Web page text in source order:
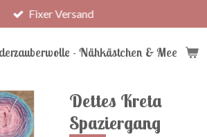
- Nähkästchen & Meer
Fixer Versand
Dettes Kreta
Spaziergang